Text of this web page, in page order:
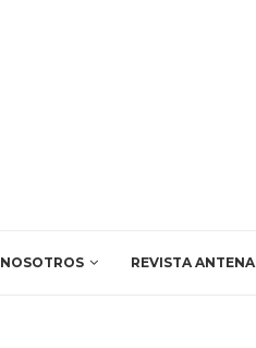
NOSOTROS REVISTA ANTENA